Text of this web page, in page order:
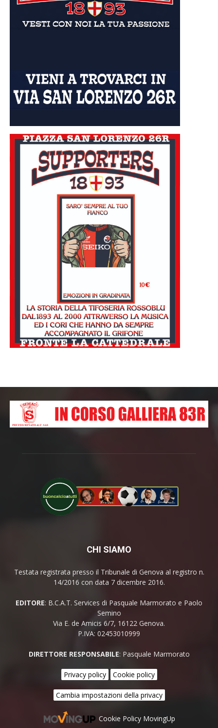
CHI SIAMO
Testata registrata presso il Tribunale di Genova al registro n.
14/2016 con data 7 dicembre 2016.
EDITORE: B.C.A.T. Services di Pasquale Marmorato e Paolo
Semino
Via E. de Amicis 6/7, 16122 Genova.
P.IVA: 02453010999
DIRETTORE RESPONSABILE: Pasquale Marmorato
Privacy policy Cookie policy
Cambia impostazioni della privacy
Cookie Policy MovingUp